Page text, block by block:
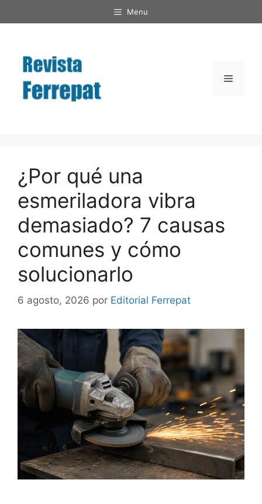
al
Menu
Menú
¿Por qué una
esmeriladora vibra
demasiado? 7 causas
comunes y cómo
solucionarlo
6 agosto, 2026 por Editorial Ferrepat